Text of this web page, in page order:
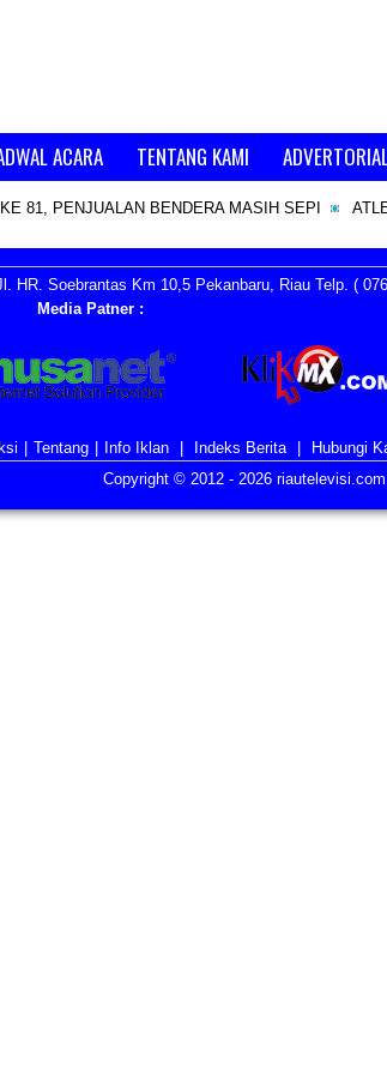
ACARA TENTANG KAMI
81, PENJUALAN BENDERA MASIH SEPI
HR. Soebrantas Km 10,5 Pekanbaru, Riau Telp. (
Media Patner :
Tentang Info Iklan Indeks Berita
Hubungi
Copyright © 2012 - 2026